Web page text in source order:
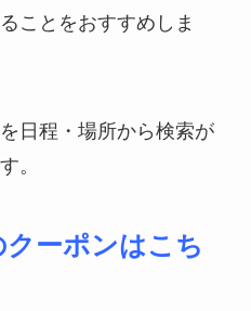
ことをおすすめしま
を日程・場所から検索が
。
ーポンはこち